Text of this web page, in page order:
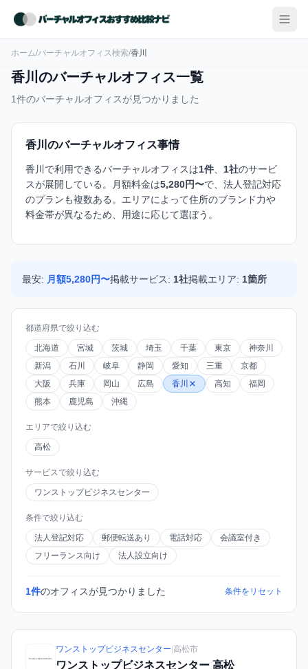
ホーム/バーチャルオフィス検索/香川
香川のバーチャルオフィス一覧
1件のバーチャルオフィスが見つかりました
香川のバーチャルオフィス事情
香川で利用できるバーチャルオフィスは1件 1社のサービ
スが展開している。月額料金は5,280円〜で、法人登記対応
のプランも複数ある。エリアによって住所のブランド力や
料金帯が異なるため、用途に応じて選ぼう。
最安: 月額5,280円〜掲載サービス: 1社掲載エリア: 1箇所
都道府県で絞り込む
北海道 宮城 茨城 埼玉 千葉 東京
神奈川
新潟
石川 岐阜 静岡 愛知 三重
京都
大阪
兵庫 岡山 広島 香川 高知
福岡
熊本
鹿児島 沖縄
エリアで絞り込む
高松
サービスで絞り込む
ワンストップビジネスセンター
条件で絞り込む
法人登記対応 郵便転送あり 電話対応
会議室付き
フリーランス向け
法人設立向け
1件のオフィスが見つかりました 条件をリセット
ワンストップビジネスセンター 高松市
ワンストップビジネスセンター 高松